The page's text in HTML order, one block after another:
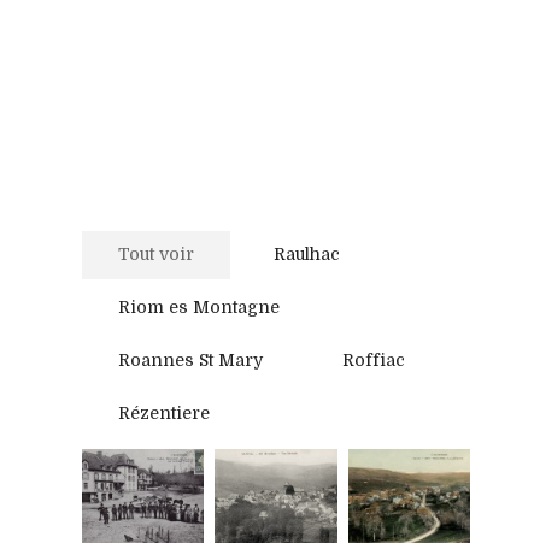
Tout voir Raulhac
Riom es Montagne
Roannes St Mary Roffiac
Rézentiere